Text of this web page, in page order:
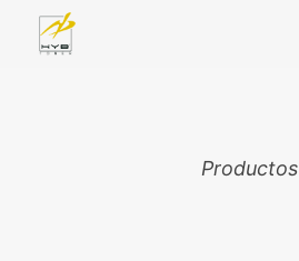
Productos